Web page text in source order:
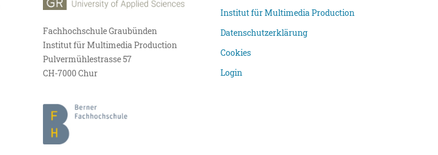
Fachhochschule Graubünden
Institut für Multimedia Production
Pulvermühlestrasse 57
CH-7000 Chur
Institut für Multimedia Production
Datenschutzerklärung
Cookies
Login